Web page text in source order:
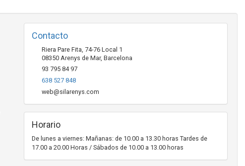
Contacto
Riera Pare Fita, 74-76 Local 1
08350 Arenys de Mar, Barcelona
93 795 84 97
638 527 848
web@silarenys.com
Horario
De lunes a viernes: Mañanas: de 10.00 a 13.30 horas Tardes de
17.00 a 20.00 Horas / Sábados de 10.00 a 13.00 horas